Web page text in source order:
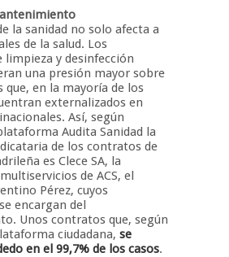
la sanidad no solo afecta a
de la salud. Los
limpieza y desinfección
una presión mayor sobre
que, en la mayoría de los
externalizados en
Así, según
Audita Sanidad la
de los contratos de
es Clece SA, la
de ACS, el
Pérez, cuyos
encargan del
Unos contratos que, según
ciudadana, se
en el 99,7% de los casos.